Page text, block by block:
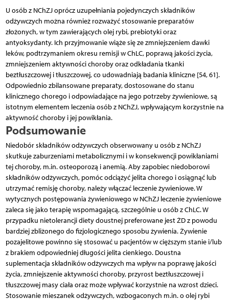
U osób z NChZJ oprócz uzupełniania pojedynczych składników
odżywczych można również rozważyć stosowanie preparatów
złożonych, w tym zawierających olej rybi, prebiotyki oraz
antyoksydanty. Ich przyjmowanie wiąże się ze zmniejszeniem dawki
leków, podtrzymaniem okresu remisji w ChLC, poprawą jakości życia,
zmniejszeniem aktywności choroby oraz odkładania tkanki
beztłuszczowej i tłuszczowej, co udowadniają badania kliniczne [54, 61].
Odpowiednio zbilansowane preparaty, dostosowane do stanu
klinicznego chorego i odpowiadające na jego potrzeby żywieniowe, są
istotnym elementem leczenia osób z NChZJ, wpływającym korzystnie na
aktywność choroby i jej powikłania.
Podsumowanie
Niedobór składników odżywczych obserwowany u osób z NChZJ
skutkuje zaburzeniami metabolicznymi i w konsekwencji powikłaniami
tej choroby, m.in. osteo­porozą i anemią. Aby zapobiec niedoborowi
składników odżywczych, pomóc odciążyć jelita chorego i osiąg­nąć lub
utrzymać remisję choroby, należy włączać leczenie żywieniowe. W
wytycznych postępowania żywieniowego w NChZJ leczenie żywieniowe
zaleca się jako terapię wspomagającą, szczególnie u osób z ChLC. W
przypadku nietolerancji diety doustnej preferowane jest ŻD z powodu
bardziej zbliżonego do fizjologicznego sposobu żywienia. Żywienie
pozajelitowe powinno się stosować u pacjentów w cięższym stanie i/lub
z brakiem odpowiedniej długości jelita cienkiego. Doustna
suplementacja składników odżywczych ma wpływ na poprawę jakości
życia, zmniejszenie aktywności choroby, przyrost beztłuszczowej i
tłuszczowej masy ciała oraz może wpływać korzystnie na wzrost dzieci.
Stosowanie mieszanek odżywczych, wzbogaconych m.in. o olej rybi